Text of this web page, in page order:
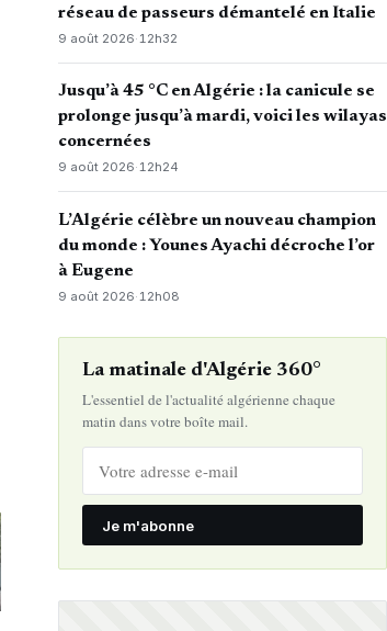
réseau de passeurs démantelé en Italie
9 août 2026·12h32
Jusqu’à 45 °C en Algérie : la canicule se
prolonge jusqu’à mardi, voici les wilayas
concernées
9 août 2026·12h24
L’Algérie célèbre un nouveau champion
du monde : Younes Ayachi décroche l’or
à Eugene
9 août 2026· 12h08
La matinale d'Algérie 360°
L'essentiel de l'actualité algérienne chaque
matin dans votre boîte mail.
Je m'abonne